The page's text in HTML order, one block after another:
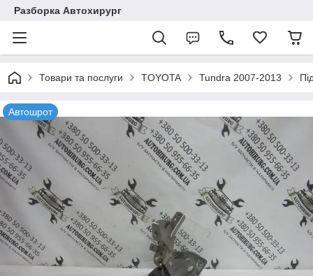
Разборка Автохирург
Товари та послуги TOYOTA Tundra 2007-2013
Автошрот